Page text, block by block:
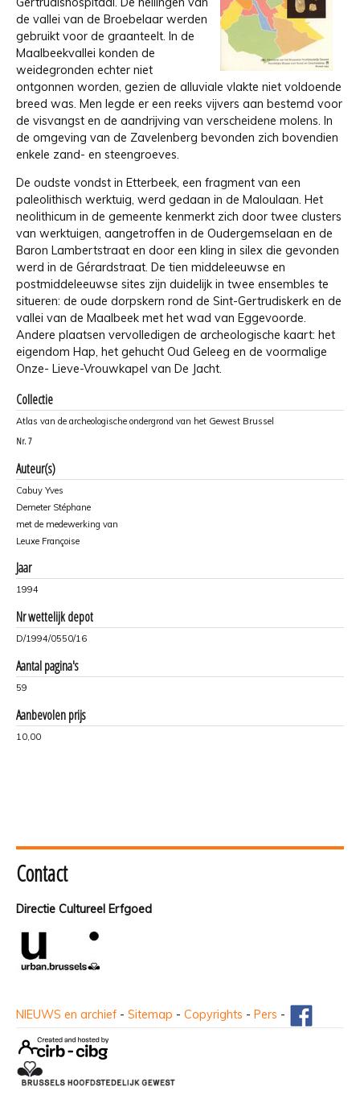
de vallei van de Broebelaar werden
gebruikt voor de graanteelt. In de
Maalbeekvallei konden de
weidegronden echter niet
ontgonnen worden, gezien de alluviale vlakte niet voldoende
breed was. Men legde er een reeks vijvers aan bestemd voor
de visvangst en de aandrijving van verscheidene molens. In
de omgeving van de Zavelenberg bevonden zich bovendien
enkele zand- en steengroeves.
De oudste vondst in Etterbeek, een fragment van een
paleolithisch werktuig, werd gedaan in de Maloulaan. Het
neolithicum in de gemeente kenmerkt zich door twee clusters
van werktuigen, aangetroffen in de Oudergemselaan en de
Baron Lambertstraat en door een kling in silex die gevonden
werd in de Gérardstraat. De tien middeleeuwse en
postmiddeleeuwse sites zijn duidelijk in twee ensembles te
situeren: de oude dorpskern rond de Sint-Gertrudiskerk en de
vallei van de Maalbeek met het wad van Eggevoorde.
Andere plaatsen vervolledigen de archeologische kaart: het
eigendom Hap, het gehucht Oud Geleeg en de voormalige
Onze- Lieve-Vrouwkapel van De Jacht.
Collectie
Atlas van de archeologische ondergrond van het Gewest Brussel
Nr. 7
Auteur(s)
Cabuy Yves
Demeter Stéphane
met de medewerking van
Leuxe Françoise
Jaar
1994
Nr wettelijk depot
D/1994/0550/16
Aantal pagina's
59
Aanbevolen prijs
10,00
Contact
Directie Cultureel Erfgoed
NIEUWS en archief - Sitemap - Copyrights - Pers -